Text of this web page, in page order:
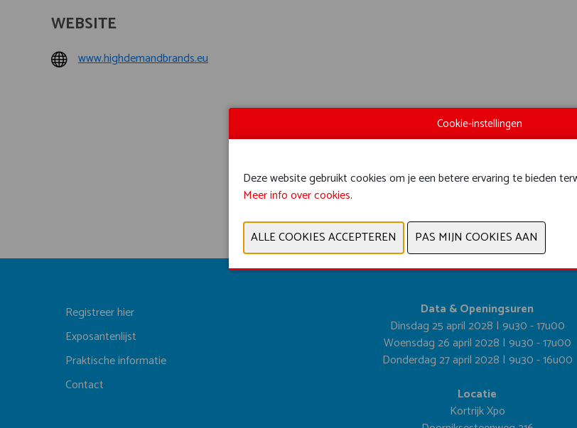
WEBSITE
www.highdemandbrands.eu
Registreer hier
Exposantenlijst
Praktische informatie
Contact
Data & Openingsuren
Dinsdag 25 april 2028 | 9u30 - 17u00
Woensdag 26 april 2028 | 9u30 - 17u00
Donderdag 27 april 2028 | 9u30 - 16u00
Locatie
Kortrijk Xpo
Cookie-instellingen
Deze website gebruikt cookies om je een betere ervaring te bieden
Meer info over cookies.